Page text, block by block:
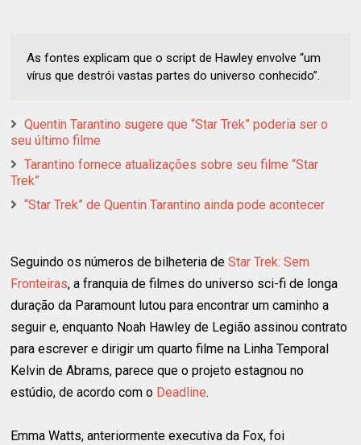
As fontes explicam que o script de Hawley envolve “um
vírus que destrói vastas partes do universo conhecido”.
Quentin Tarantino sugere que “Star Trek” poderia ser o
seu último filme
Tarantino fornece atualizações sobre seu filme “Star
Trek”
“Star Trek” de Quentin Tarantino ainda pode acontecer
Seguindo os números de bilheteria deStar Trek: Sem
Fronteiras, a franquia de filmes do universo sci-fi de longa
duração da Paramount lutou para encontrar um caminho a
seguir e, enquanto Noah Hawley de Legião assinou contrato
para escrever e dirigir um quarto filme na Linha Temporal
Kelvin de Abrams, parece que o projeto estagnou no
estúdio, de acordo com o Deadline.
Emma Watts, anteriormente executiva da Fox, foi